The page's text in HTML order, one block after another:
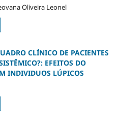
Oliveira Leonel
CLÍNICO DE PACIENTES
EFEITOS DO
INDIVIDUOS LÚPICOS